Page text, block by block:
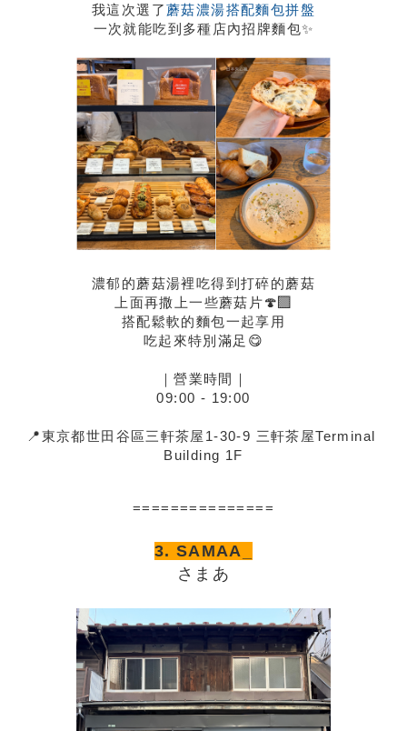
我這次選了蘑菇濃湯搭配麵包拼盤
一次就能吃到多種店內招牌麵包✨
濃郁的蘑菇湯裡吃得到打碎的蘑菇
上面再撒上一些蘑菇片🍄‍🟫
搭配鬆軟的麵包一起享用
吃起來特別滿足😋
｜營業時間｜
09:00 - 19:00
📍東京都世田谷區三軒茶屋1-30-9 三軒茶屋Terminal
Building 1F
===============
3. SAMAA_
さまあ